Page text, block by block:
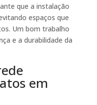
que a instalação
espaços que
Um bom trabalho
e a durabilidade da
em